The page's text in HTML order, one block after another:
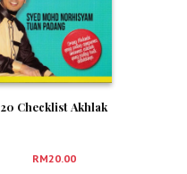
20 Checklist Akhlak
RM20.00